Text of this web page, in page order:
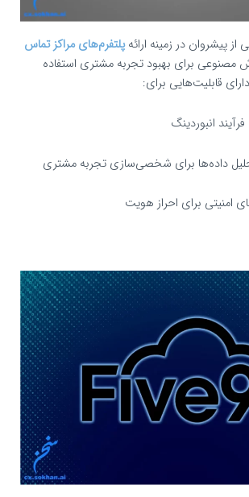
از پیشروان در زمینه ارائهپلتفرم‌های مراکز تماس
برای بهبود تجربه مشتری استفاده
قابلیت‌هایی برای:
انبوردینگ
داده‌ها برای شخصی‌سازی تجربه مشتری
امنیتی برای احراز هویت